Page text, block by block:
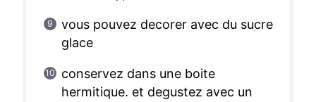
vous pouvez decorer avec du sucre
glace
conservez dans une boite
hermitique. et degustez avec un